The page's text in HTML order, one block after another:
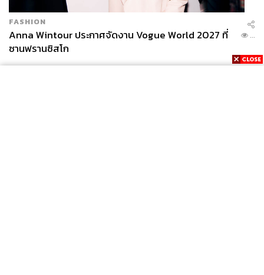
FASHION
Anna Wintour ประกาศจัดงาน Vogue World 2027 ที่
ซานฟรานซิสโก
...